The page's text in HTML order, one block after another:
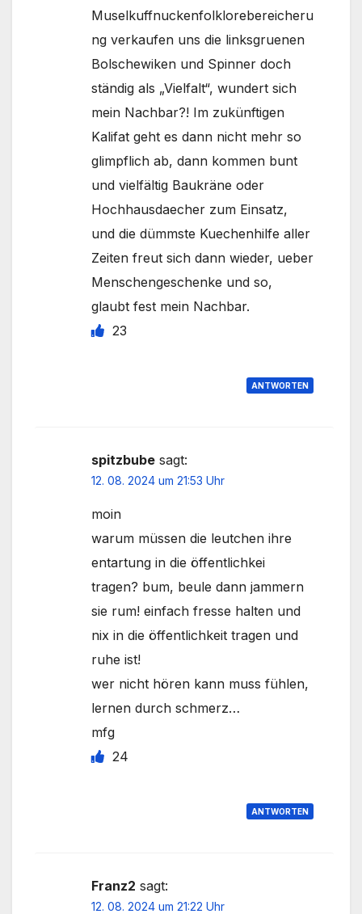
Muselkuffnuckenfolklorebereicheru
ng verkaufen uns die linksgruenen
Bolschewiken und Spinner doch
ständig als „Vielfalt“, wundert sich
mein Nachbar?! Im zukünftigen
Kalifat geht es dann nicht mehr so
glimpflich ab, dann kommen bunt
und vielfältig Baukräne oder
Hochhausdaecher zum Einsatz,
und die dümmste Kuechenhilfe aller
Zeiten freut sich dann wieder, ueber
Menschengeschenke und so,
glaubt fest mein Nachbar.
23
ANTWORTEN
spitzbube sagt:
12. 08. 2024 um 21:53 Uhr
moin
warum müssen die leutchen ihre
entartung in die öffentlichkei
tragen? bum, beule dann jammern
sie rum! einfach fresse halten und
nix in die öffentlichkeit tragen und
ruhe ist!
wer nicht hören kann muss fühlen,
lernen durch schmerz…
mfg
24
ANTWORTEN
Franz2 sagt:
12. 08. 2024 um 21:22 Uhr